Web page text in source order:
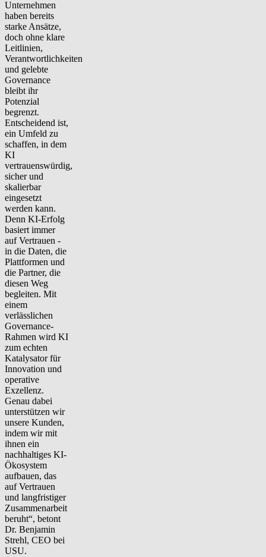
Unternehmen
haben bereits
starke Ansätze,
doch ohne klare
Leitlinien,
Verantwortlichkeiten
und gelebte
Governance
bleibt ihr
Potenzial
begrenzt.
Entscheidend ist,
ein Umfeld zu
schaffen, in dem
KI
vertrauenswürdig,
sicher und
skalierbar
eingesetzt
werden kann.
Denn KI-Erfolg
basiert immer
auf Vertrauen -
in die Daten, die
Plattformen und
die Partner, die
diesen Weg
begleiten. Mit
einem
verlässlichen
Governance-
Rahmen wird KI
zum echten
Katalysator für
Innovation und
operative
Exzellenz.
Genau dabei
unterstützen wir
unsere Kunden,
indem wir mit
ihnen ein
nachhaltiges KI-
Ökosystem
aufbauen, das
auf Vertrauen
und langfristiger
Zusammenarbeit
beruht“, betont
Dr. Benjamin
Strehl, CEO bei
USU.